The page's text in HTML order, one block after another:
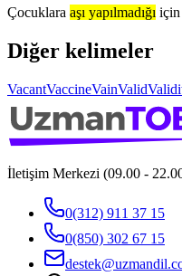
Çocuklara aşı yapılmadığı için
Diğer kelimeler
VacantVaccineVainValid
İletişim Merkezi (09.00 -
0(312) 911 37 15
0(850) 302 67 15